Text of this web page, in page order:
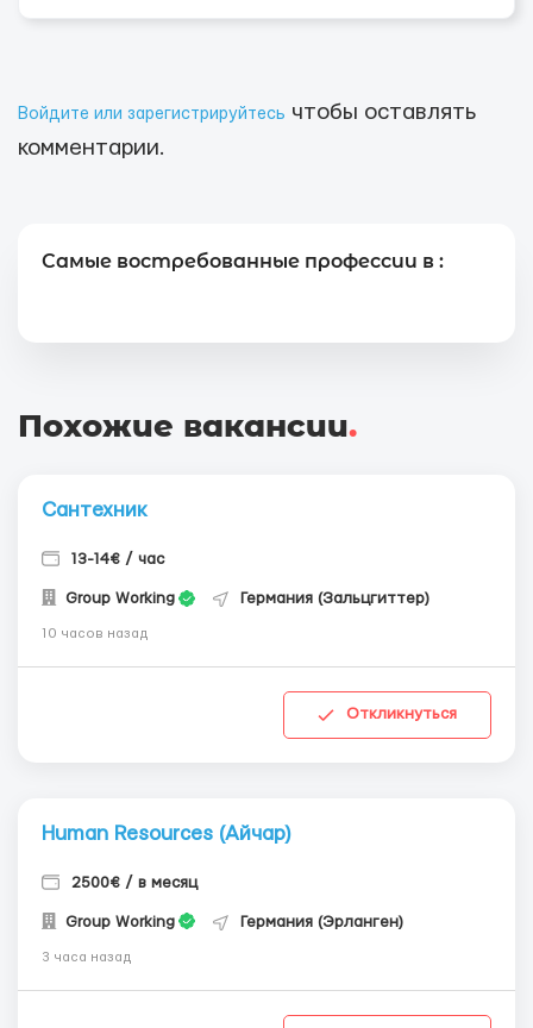
Войдите или зарегистрируйтесь чтобы оставлять
комментарии.
Самые востребованные профессии в :
Похожие вакансии.
Сантехник
13-14€ / час
Group Working Германия (Зальцгиттер)
10 часов назад
Откликнуться
Human Resources (Айчар)
2500€ / в месяц
Group Working Германия (Эрланген)
3 часа назад